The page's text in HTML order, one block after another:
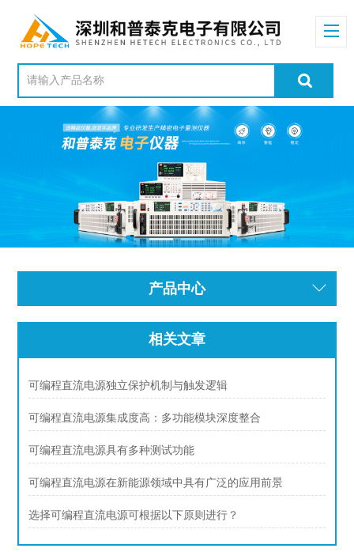
产品中心
相关文章
可编程直流电源独立保护机制与触发逻辑
可编程直流电源集成度高：多功能模块深度整合
可编程直流电源具有多种测试功能
可编程直流电源在新能源领域中具有广泛的应用前景
选择可编程直流电源可根据以下原则进行？